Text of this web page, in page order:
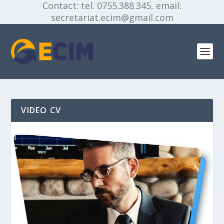
Contact: tel. 0755.388.345, email:
secretariat.ecim@gmail.com
VIDEO CV